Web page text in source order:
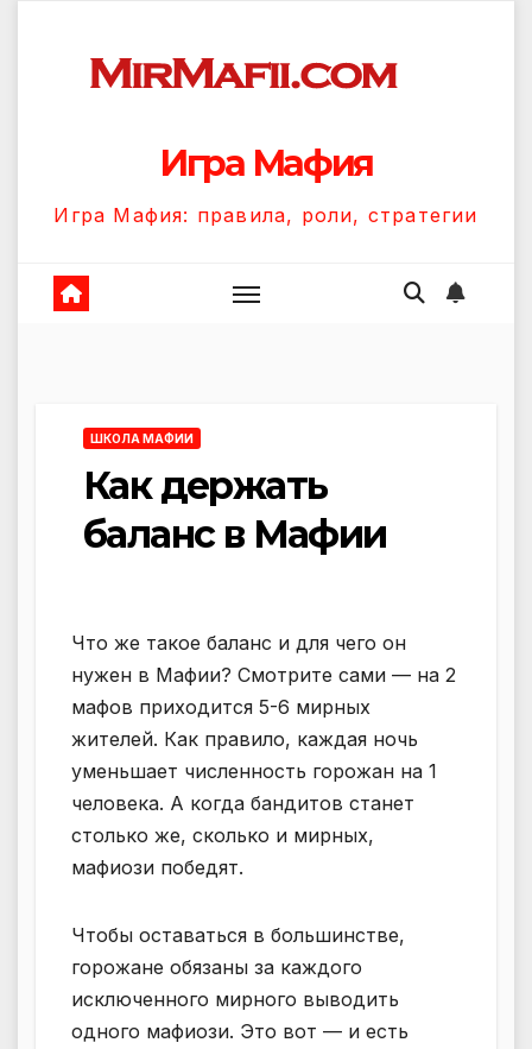
содержанию
Игра Мафия
Игра Мафия: правила, роли, стратегии
ШКОЛА МАФИИ
Как держать
баланс в Мафии
Что же такое баланс и для чего он
нужен в Мафии? Смотрите сами — на 2
мафов приходится 5-6 мирных
жителей. Как правило, каждая ночь
уменьшает численность горожан на 1
человека. А когда бандитов станет
столько же, сколько и мирных,
мафиози победят.
Чтобы оставаться в большинстве,
горожане обязаны за каждого
исключенного мирного выводить
одного мафиози. Это вот — и есть